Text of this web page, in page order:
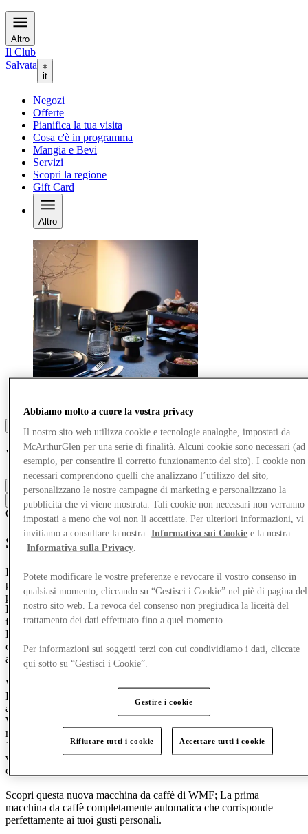
Altro
Il Club
Salvata
it
Negozi
Offerte
Pianifica la tua visita
Cosa c'è in programma
Mangia e Bevi
Servizi
Scopri la regione
Gift Card
Altro
WMF
Chiuso
Contatta la boutique
Casa Cucina e stoviglie
Scopri WMF
Il marchio tedesco WMF fu fondato nel 1853. WMF sviluppa
prodotti premium che rendono ogni momento speciale; dalla
preparazione e cucina al mangiare e bere.
Lo fanno inseguendo la perfezione, dalla prima idea al prodotto
finito.
La gamma di WMF è molto versatile; Padelle e padelle, coltelli da
cucina, posate, utensili da cucina e varie caraffe, oltre a piccoli
apparecchi elettrici come bollitori, griglie, frullatori, ecc.
WMF & caffè
Hai già provato la nuova macchina da caffè completamente
automatica WMF Perfection?
WMF ha molta esperienza nel mondo del caffè: l'azienda produce
macchine da caffè per aziende e per l'industria dell'ospitalità dal
1927. Dopo quasi 100 anni, tutte le conoscenze acquisite qui
vengono riunite in una nuova generazione di macchine da caffè
completamente automatiche: la WMF Perfection.
Scopri questa nuova macchina da caffè di WMF; La prima
macchina da caffè completamente automatica che corrisponde
perfettamente ai tuoi gusti personali.
Abbiamo molto a cuore la vostra privacy
Il nostro sito web utilizza cookie e tecnologie analoghe, impostati da
McArthurGlen per una serie di finalità. Alcuni cookie sono necessari (ad
esempio, per consentire il corretto funzionamento del sito). I cookie non
necessari comprendono quelli che analizzano l’utilizzo del sito,
personalizzano le nostre campagne di marketing e personalizzano la
pubblicità che vi viene mostrata. Tali cookie non necessari non verranno
impostati a meno che voi non li accettiate. Per ulteriori informazioni, vi
invitiamo a consultare la nostra
Informativa sui Cookie e la nostra
Informativa sulla Privacy
Potete modificare le vostre preferenze e revocare il vostro consenso in
qualsiasi momento, cliccando su “Gestisci i Cookie” nel piè di pagina del
nostro sito web. La revoca del consenso non pregiudica la liceità del
trattamento dei dati effettuato fino a quel momento.
Per informazioni sui soggetti terzi con cui condividiamo i dati, cliccate
qui sotto su “Gestisci i Cookie”.
Gestire i cookie
Rifiutare tutti i cookie Accettare tutti i cookie